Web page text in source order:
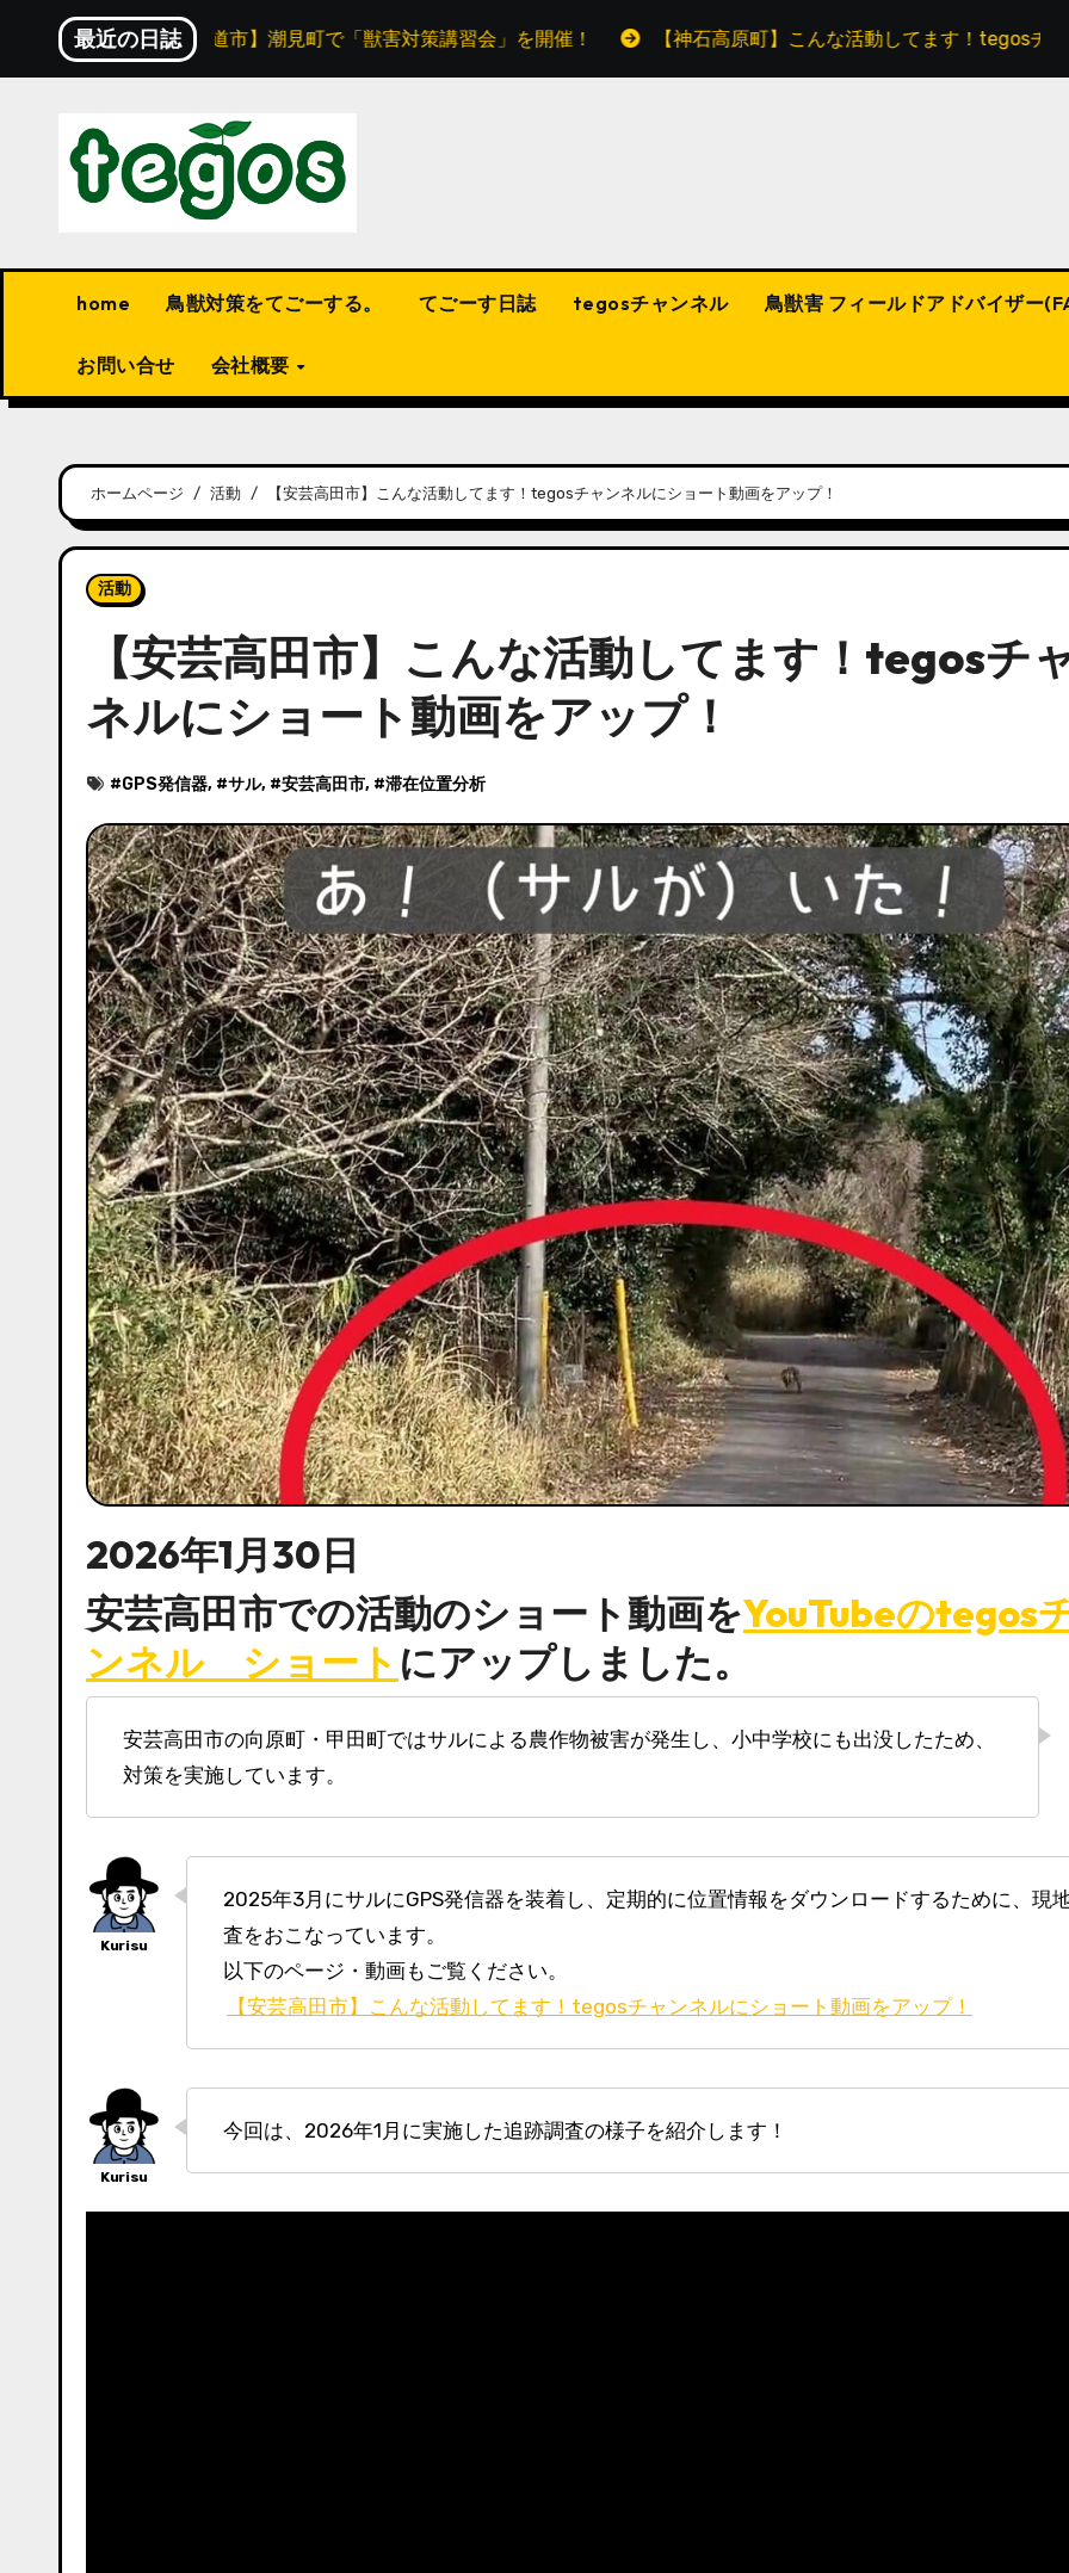
を
最近の日誌
【尾道市】潮見町で「獣害対策講習会」を開催！ 【神石高原町】こんな活動してます！tegosチャンネルに
home 鳥獣対策をてごーする。 てごーす日誌 tegosチャンネル 鳥獣害 フィールドアドバイザー
お問い合せ 会社概要
ホームページ 活動 【安芸高田市】こんな活動してます！tegosチャンネルにショート動画をアップ！
活動
【安芸高田市】こんな活動してます！tegosチ
ネルにショート動画をアップ！
#GPS発信器, #サル, #安芸高田市, #滞在位置分析
2026年1月30日
安芸高田市での活動のショート動画をYouTubeのtegos
ンネル ショート にアップしました。
安芸高田市の向原町・甲田町ではサルによる農作物被害が発生し、小中学校にも出没したため、
対策を実施しています。
2025年3月にサルにGPS発信器を装着し、定期的に位置情報をダウンロードするために、現地調
査をおこなっています。
以下のページ・動画もご覧ください。
【安芸高田市】こんな活動してます！tegosチャンネルにショート動画をアップ！
今回は、2026年1月に実施した追跡調査の様子を紹介します！